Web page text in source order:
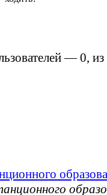
—0,